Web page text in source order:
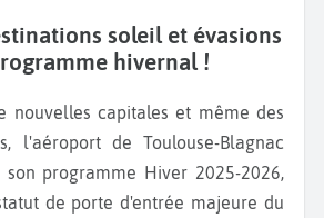
soleil et évasions
hivernal !
l'aéroport de Toulouse-Blagnac
programme Hiver 2025-2026,
de porte d'entrée majeure du